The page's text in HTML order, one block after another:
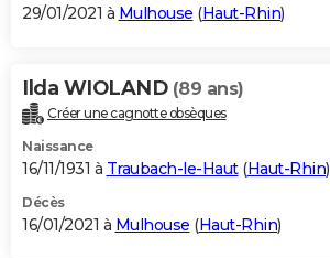
29/01/2021 à Mulhouse (Haut-Rhin)
Ilda WIOLAND (89 ans)
Créer une cagnotte obsèques
Naissance
16/11/1931 à Traubach-le-Haut(Haut-Rhin)
Décès
16/01/2021 à Mulhouse (Haut-Rhin)